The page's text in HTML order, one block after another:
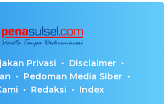
Privasi
Disclaimer
Pedoman Media Siber
Redaksi Index